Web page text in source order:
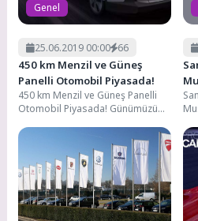
Genel
25.06.2019 00:00 66
450 km Menzil ve Güneş
Panelli Otomobil Piyasada!
450 km Menzil ve Güneş Panelli
Otomobil Piyasada! Günümüzün
araçlar...